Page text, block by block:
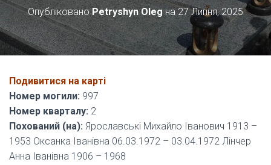
В
Г
А
ОпублікованоPetryshyn Olegна27 Липня, 2025
Подивитися на карті
Номер могили: 997
Номер кварталу: 2
Похований (на): Ярославські Михайло Іванович 1913 –
1953 Оксанка Іванівна 06.03.1972 – 03.04.1972 Лінчер
Анна Іванівна 1906 – 1968